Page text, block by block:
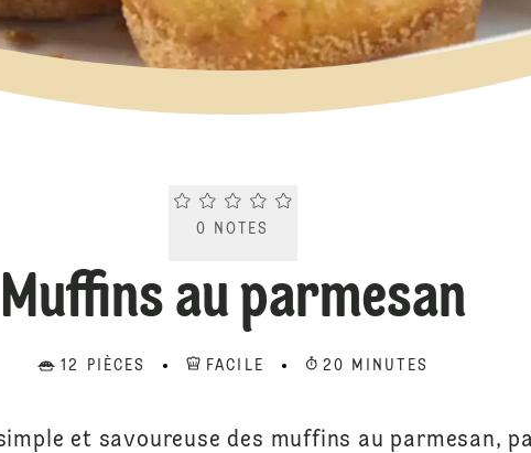
Current rating 0.0. Click to rate.
0 NOTES
Muffins au parmesan
12 PIÈCES FACILE 20 MINUTES
et savoureuse des muffins au parmesan,